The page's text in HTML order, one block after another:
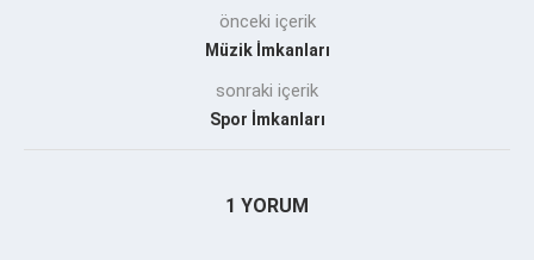
önceki içerik
Müzik İmkanları
sonraki içerik
Spor İmkanları
1 YORUM